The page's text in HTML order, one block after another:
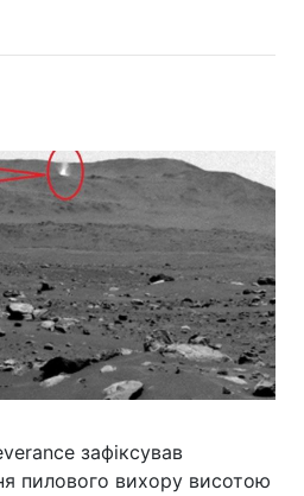
зафіксував
пилового вихору висотою